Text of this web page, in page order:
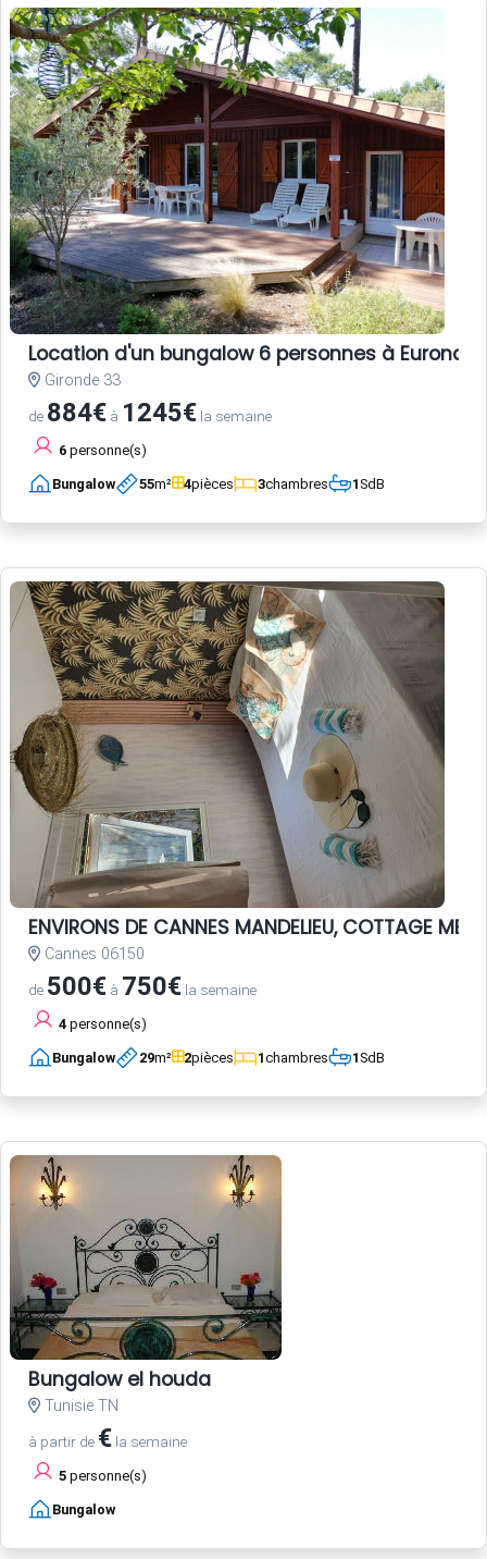
Location d'un bungalow 6 personnes à Euronat
Gironde 33
de 884€ à 1245€ la semaine
6 personne(s)
Bungalow 55m² 4pièces 3chambres 1SdB
ENVIRONS DE CANNES MANDELIEU, COTTAGE
Cannes 06150
de 500€ à 750€ la semaine
4 personne(s)
Bungalow 29m² 2pièces 1chambres 1SdB
Bungalow el houda
Tunisie TN
à partir de € la semaine
5 personne(s)
Bungalow